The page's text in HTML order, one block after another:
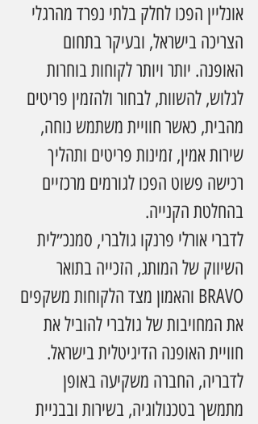
אונליין הפכו לחלק בלתי נפרד מהרגלי
הצריכה בישראל, ובעיקר בתחום
האופנה. יותר ויותר לקוחות בוחרות
לגלוש, להשוות, לבחור ולהזמין פריטים
מהבית, כאשר חוויית משתמש נוחה,
שירות אמין, זמינות פריטים ותהליך
רכישה פשוט הפכו לגורמים מרכזיים
בהחלטת הקנייה.
לדברי אורלי פרנקו גולברי, סמנכ״לית
השיווק של המותג, הזכייה בתואר
BRAVO והאמון מצד הלקוחות משקפים
את המחויבות של גולברי להוביל את
חוויית האופנה הדיגיטלית בישראל.
לדבריה, החברה משקיעה באופן
מתמשך בטכנולוגיה, בשירות ובבניית